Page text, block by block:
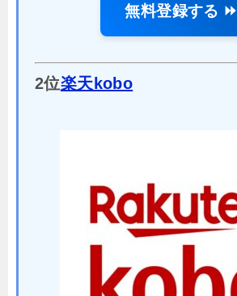
無料登録する ⏩
2位楽天kobo